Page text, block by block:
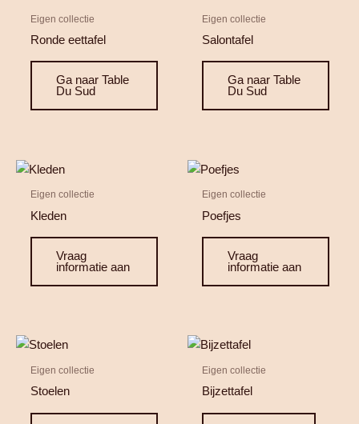
Eigen collectie
Ronde eettafel
Ga naar Table
Du Sud
Eigen collectie
Salontafel
Ga naar Table
Du Sud
Eigen collectie
Kleden
Vraag
informatie aan
Eigen collectie
Poefjes
Vraag
informatie aan
Eigen collectie
Stoelen
Eigen collectie
Bijzettafel